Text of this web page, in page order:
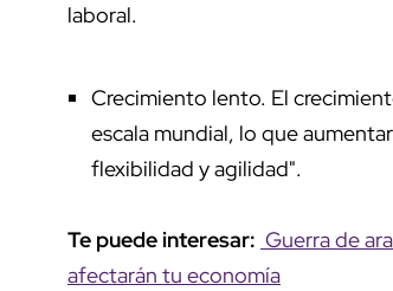
laboral.
Crecimiento lento. El
escala mundial, lo que
flexibilidad y agilidad".
Te puede interesar: Guerra de
afectarán tu economía